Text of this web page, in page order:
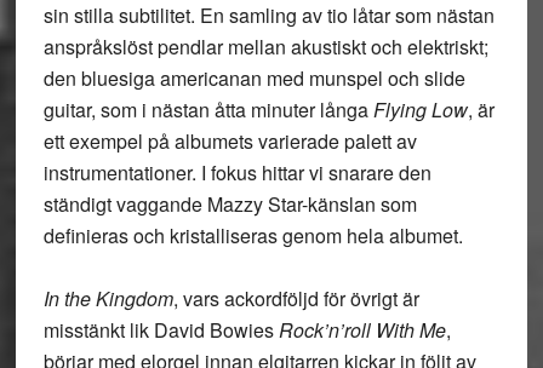
sin stilla subtilitet. En samling av tio låtar som nästan
anspråkslöst pendlar mellan akustiskt och elektriskt;
den bluesiga americanan med munspel och slide
guitar, som i nästan åtta minuter långaFlying Low, är
ett exempel på albumets varierade palett av
instrumentationer. I fokus hittar vi snarare den
ständigt vaggande Mazzy Star-känslan som
definieras och kristalliseras genom hela albumet.
In the Kingdom, vars ackordföljd för övrigt är
misstänkt lik David BowiesRock’n’roll With Me,
börjar med elorgel innan elgitarren kickar in följt av